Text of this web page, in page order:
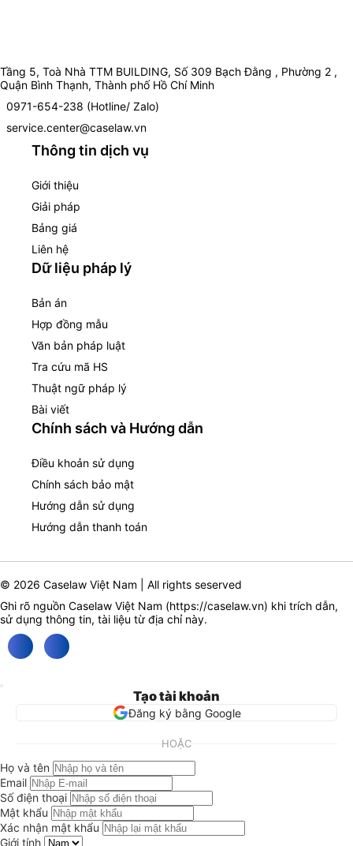
Tầng 5, Toà Nhà TTM BUILDING, Số 309 Bạch Đằng , Phường 2 ,
Quận Bình Thạnh, Thành phố Hồ Chí Minh
0971-654-238 (Hotline/ Zalo)
service.center@caselaw.vn
Thông tin dịch vụ
Giới thiệu
Giải pháp
Bảng giá
Liên hệ
Dữ liệu pháp lý
Bản án
Hợp đồng mẫu
Văn bản pháp luật
Tra cứu mã HS
Thuật ngữ pháp lý
Bài viết
Chính sách và Hướng dẫn
Điều khoản sử dụng
Chính sách bảo mật
Hướng dẫn sử dụng
Hướng dẫn thanh toán
© 2026 Caselaw Việt Nam | All rights seserved
Ghi rõ nguồn Caselaw Việt Nam (https://caselaw.vn) khi trích dẫn,
sử dụng thông tin, tài liệu từ địa chỉ này.
Tạo tài khoản
Đăng ký bằng Google
HOẶC
Họ và tên
Email
Số điện thoại
Mật khẩu
Xác nhận mật khẩu
Giới tính